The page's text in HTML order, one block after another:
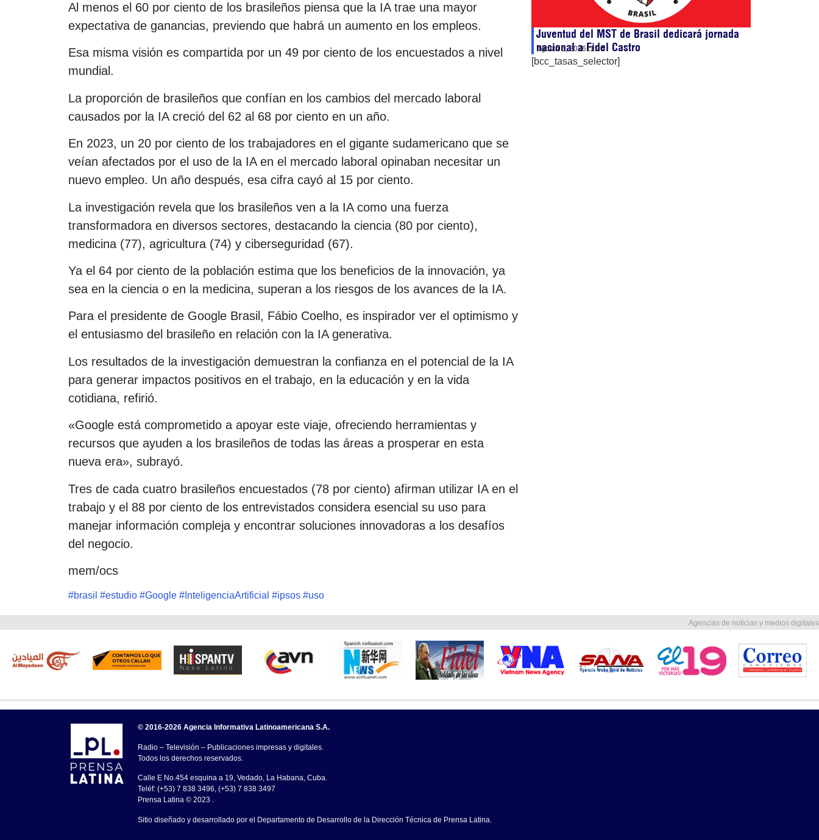
Al menos el 60 por ciento de los brasileños piensa que la IA trae una mayor
expectativa de ganancias, previendo que habrá un aumento en los empleos.
Esa misma visión es compartida por un 49 por ciento de los encuestados a nivel
mundial.
La proporción de brasileños que confían en los cambios del mercado laboral
causados por la IA creció del 62 al 68 por ciento en un año.
En 2023, un 20 por ciento de los trabajadores en el gigante sudamericano que se
veían afectados por el uso de la IA en el mercado laboral opinaban necesitar un
nuevo empleo. Un año después, esa cifra cayó al 15 por ciento.
La investigación revela que los brasileños ven a la IA como una fuerza
transformadora en diversos sectores, destacando la ciencia (80 por ciento),
medicina (77), agricultura (74) y ciberseguridad (67).
Ya el 64 por ciento de la población estima que los beneficios de la innovación, ya
sea en la ciencia o en la medicina, superan a los riesgos de los avances de la IA.
Para el presidente de Google Brasil, Fábio Coelho, es inspirador ver el optimismo y
el entusiasmo del brasileño en relación con la IA generativa.
Los resultados de la investigación demuestran la confianza en el potencial de la IA
para generar impactos positivos en el trabajo, en la educación y en la vida
cotidiana, refirió.
«Google está comprometido a apoyar este viaje, ofreciendo herramientas y
recursos que ayuden a los brasileños de todas las áreas a prosperar en esta
nueva era», subrayó.
Tres de cada cuatro brasileños encuestados (78 por ciento) afirman utilizar IA en el
trabajo y el 88 por ciento de los entrevistados considera esencial su uso para
manejar información compleja y encontrar soluciones innovadoras a los desafíos
del negocio.
mem/ocs
#brasil #estudio #Google # InteligenciaArtificial #ipsos #uso
Juventud del MST de Brasil dedicará jornada
nacional a Fidel Castro
agosto 6, 202611:30
[bcc_tasas_selector]
Agencias de noticias y medios digitales
© 2016-2026 Agencia Informativa Latinoamericana S.A.
Radio – Televisión – Publicaciones impresas y digitales.
Todos los derechos reservados.
Calle E No.454 esquina a 19, Vedado, La Habana, Cuba.
Teléf: (+53) 7 838 3496, (+53) 7 838 3497
Prensa Latina © 2023 .
Sitio diseñado y desarrollado por el Departamento de Desarrollo de la Dirección Técnica de Prensa Latina.